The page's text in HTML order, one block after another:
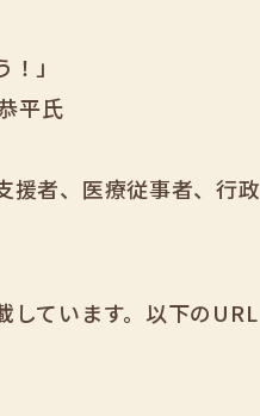
」
平氏
援者、医療従事者、行政
ています。以下のURL